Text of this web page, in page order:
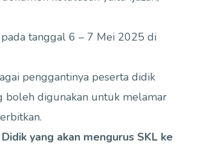
tanggal 6 – 7 Mei 2025 di
penggantinya peserta didik
boleh digunakan untuk melamar
yang akan mengurus SKL ke